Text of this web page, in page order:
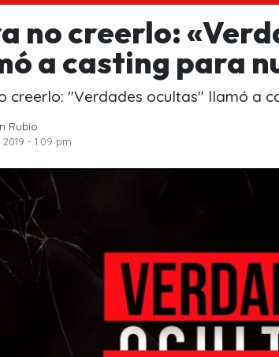
no creerlo:
a casting para
creerlo: "Verdades ocultas" llamó a
Rubio
- 1:09 pm